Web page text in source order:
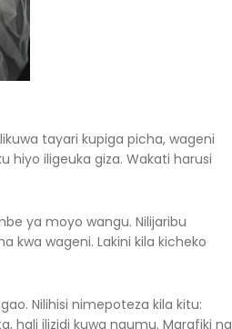
tayari kupiga picha, wageni
hiyo iligeuka giza. Wakati harusi
ya moyo wangu. Nilijaribu
kwa wageni. Lakini kila kicheko
Nilihisi nimepoteza kila kitu:
hali ilizidi kuwa ngumu. Marafiki na